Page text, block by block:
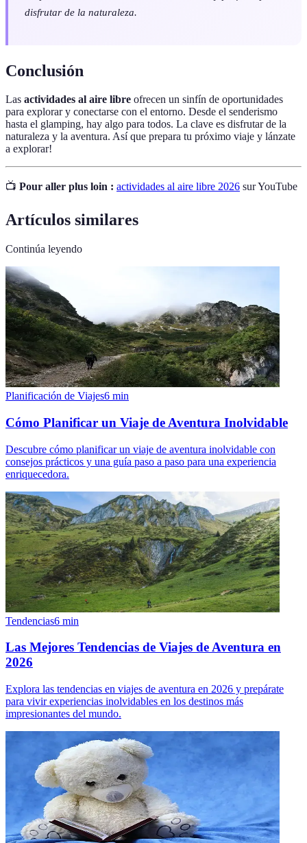
disfrutar de la naturaleza.
Conclusión
Las actividades al aire libre ofrecen un sinfín de oportunidades
para explorar y conectarse con el entorno. Desde el senderismo
hasta el glamping, hay algo para todos. La clave es disfrutar de la
naturaleza y la aventura. Así que prepara tu próximo viaje y lánzate
a explorar!
📺 Pour aller plus loin : actividades al aire libre 2026 sur YouTube
Artículos similares
Continúa leyendo
Planificación de Viajes6 min
Cómo Planificar un Viaje de Aventura Inolvidable
Descubre cómo planificar un viaje de aventura inolvidable con
consejos prácticos y una guía paso a paso para una experiencia
enriquecedora.
Tendencias6 min
Las Mejores Tendencias de Viajes de Aventura en
2026
Explora las tendencias en viajes de aventura en 2026 y prepárate
para vivir experiencias inolvidables en los destinos más
impresionantes del mundo.